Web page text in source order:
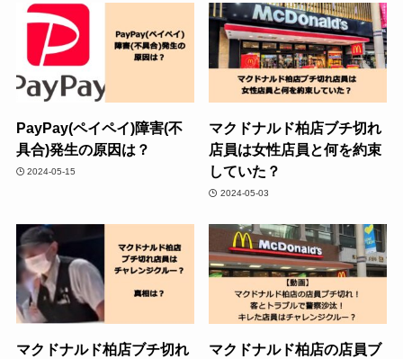
PayPay(ペイペイ)障害(不
具合)発生の原因は？
2024-05-15
マクドナルド柏店ブチ切れ
店員は女性店員と何を約束
していた？
2024-05-03
マクドナルド柏店ブチ切れ
マクドナルド柏店の店員ブ